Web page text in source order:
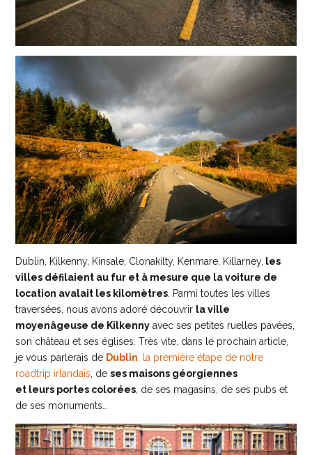
Dublin, Kilkenny, Kinsale, Clonakilty, Kenmare, Killarney, les
villes défilaient au fur et à mesure que la voiture de
location avalait les kilomètres. Parmi toutes les villes
traversées, nous avons adoré découvrir la ville
moyenâgeuse de Kilkennyavec ses petites ruelles pavées,
son château et ses églises. Très vite, dans le prochain article,
je vous parlerais de Dublin , la première étape de notre
roadtrip irlandais , de ses maisons géorgiennes
et leurs portes colorées, de ses magasins, de ses pubs et
de ses monuments…